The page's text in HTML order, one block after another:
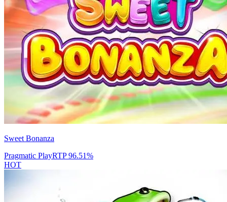
Sweet Bonanza
Pragmatic PlayRTP96.51%
HOT